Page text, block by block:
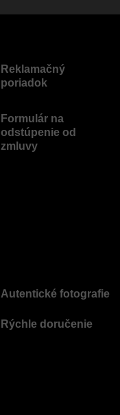
Reklamačný
poriadok
Formulár na
odstúpenie od
zmluvy
Autentické fotografie
Rýchle doručenie